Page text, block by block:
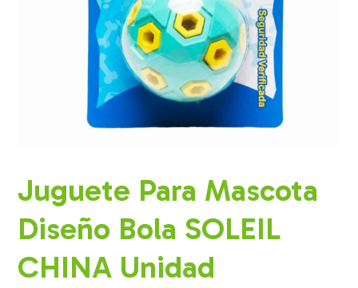
Juguete Para Mascota
Diseño Bola SOLEIL
CHINA Unidad